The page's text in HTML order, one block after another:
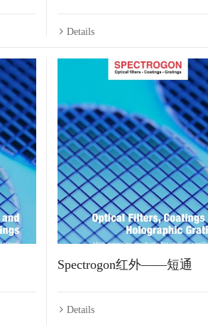
Details
Spectrogon红外——短通
Details